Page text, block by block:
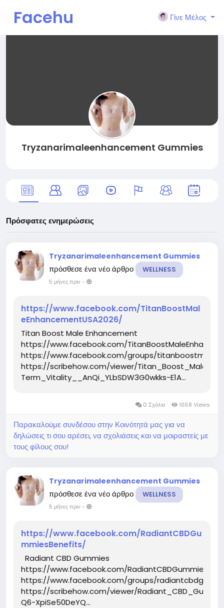
Facehu
Γίνε Μέλος
Tryzanarimaleenhancement Gummies
Πρόσφατες ενημερώσεις
Tryzanarimaleenhancement Gummies
πρόσθεσε ένα νέο άρθρο WELLNESS
5 μήνες πριν -
https://www.facebook.com/TitanBoostMal
eEnhancementUSA2026/
Titan Boost Male Enhancement
https://www.facebook.com/
https://www.facebook.com/groups/
https://scribehow.com/viewer/
Term_Vitality__AnQi_YLbSDW3G0wkks-E1A...
0 Σχόλια 1658 Views
Παρακαλούμε συνδέσου στην Κοινότητά μας για να
δηλώσεις τι σου αρέσει, να σχολιάσεις και να μοιραστείς με
τους φίλους σου!
Tryzanarimaleenhancement Gummies
πρόσθεσε ένα νέο άρθρο WELLNESS
5 μήνες πριν -
https://www.facebook.com/RadiantCBDGu
mmiesBenefits/
Radiant CBD Gummies
https://www.facebook.com/
https://www.facebook.com/groups/
https://scribehow.com/viewer/
Q6-XpiSe50DeYQ...